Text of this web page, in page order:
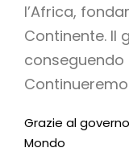
l’Africa,
Continente. Il
Grazie al
Mondo